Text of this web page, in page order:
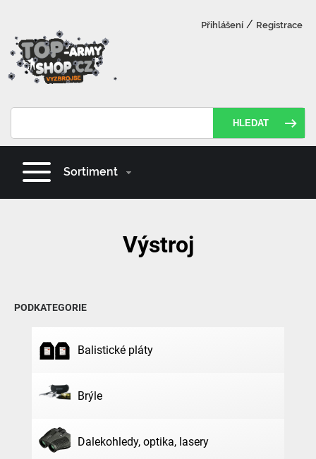
Přihlášení / Registrace
HLEDAT
Sortiment
Výstroj
PODKATEGORIE
Balistické pláty
Brýle
Dalekohledy, optika, lasery